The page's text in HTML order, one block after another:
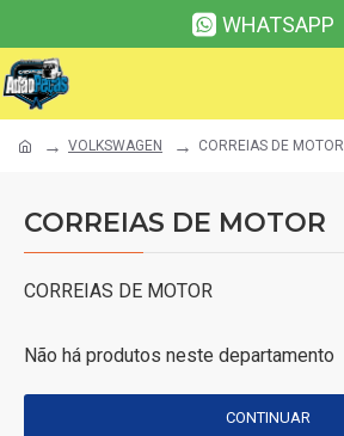
WHATSAPP
VOLKSWAGEN CORREIAS DE MOTOR
CORREIAS DE MOTOR
CORREIAS DE MOTOR
Não há produtos neste departamento
CONTINUAR